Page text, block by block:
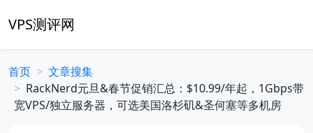
VPS测评网
首页
文章搜集
RackNerd元旦&春节促销汇总：$10.99/年起，1Gbps带
宽VPS/独立服务器，可选美国洛杉矶&圣何塞等多机房